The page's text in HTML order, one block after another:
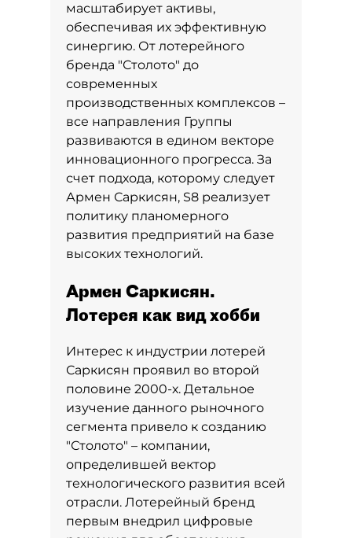
масштабирует активы,
обеспечивая их эффективную
синергию. От лотерейного
бренда "Столото" до
современных
производственных комплексов –
все направления Группы
развиваются в едином векторе
инновационного прогресса. За
счет подхода, которому следует
Армен Саркисян, S8 реализует
политику планомерного
развития предприятий на базе
высоких технологий.
Армен Саркисян.
Лотерея как вид хобби
Интерес к индустрии лотерей
Саркисян проявил во второй
половине 2000-х. Детальное
изучение данного рыночного
сегмента привело к созданию
"Столото" – компании,
определившей вектор
технологического развития всей
отрасли. Лотерейный бренд
первым внедрил цифровые